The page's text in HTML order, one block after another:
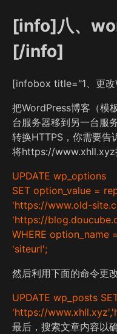
[info]八、
[/info]
[infobox title="1、更改
把WordPress博客（模
台服务器移到另一台服
转换HTTPS，你需要告
将https://www.xhll.xyz
UPDATE wp_options
SET option_value =
'https://www.old-
'https://
WHERE option_name
'siteurl';
然后利用下面的命令更
UPDATE wp_posts
'https://
最后，搜索文章内容以